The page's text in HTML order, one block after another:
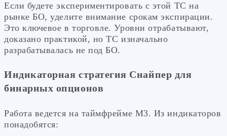
Если будете экспериментировать с этой ТС на
рынке БО, уделите внимание срокам экспирации.
Это ключевое в торговле. Уровни отрабатывают,
доказано практикой, но ТС изначально
разрабатывалась не под БО.
Индикаторная стратегия Снайпер для
бинарных опционов
Работа ведется на таймфрейме М3. Из индикаторов
понадобятся: